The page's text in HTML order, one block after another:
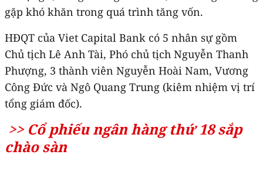
gặp khó khăn trong quá trình tăng vốn.
HĐQT của Viet Capital Bank có 5 nhân sự gồm
Chủ tịch Lê Anh Tài, Phó chủ tịch Nguyễn Thanh
Phượng, 3 thành viên Nguyễn Hoài Nam, Vương
Công Đức và Ngô Quang Trung (kiêm nhiệm vị trí
tổng giám đốc).
>> Cổ phiếu ngân hàng thứ 18 sắp
chào sàn